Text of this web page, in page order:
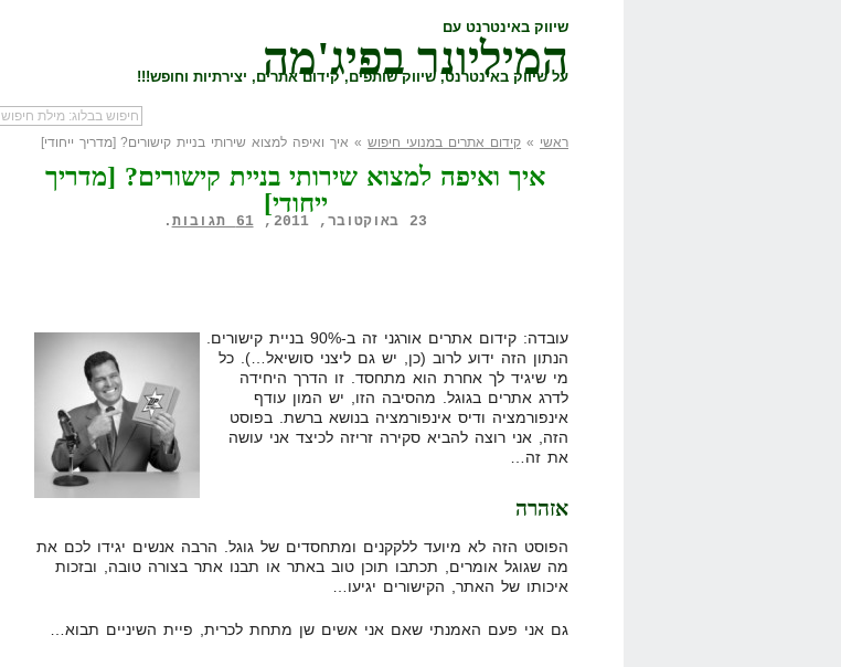
שיווק באינטרנט עם
המיליונר בפיג'מה
על שיווק באינטרנט, שיווק שותפים, קידום אתרים, יצירתיות וחופש!!!
הבלוג
ראשי » קידום אתרים במנועי חיפוש» איך ואיפה למצוא שירותי בניית קישורים? [מדריך ייחודי]
איך ואיפה למצוא שירותי בניית קישורים? [מדריך
ייחודי]
23 באוקטובר, 2011, 61 תגובות .
עובדה: קידום אתרים אורגני זה ב-90% בניית קישורים.
הנתון הזה ידוע לרוב (כן, יש גם ליצני סושיאל…). כל
מי שיגיד לך אחרת הוא מתחסד. זו הדרך היחידה
לדרג אתרים בגוגל. מהסיבה הזו, יש המון עודף
אינפורמציה ודיס אינפורמציה בנושא ברשת. בפוסט
הזה, אני רוצה להביא סקירה זריזה לכיצד אני עושה
את זה…
אזהרה
הפוסט הזה לא מיועד ללקקנים ומתחסדים של גוגל. הרבה אנשים יגידו לכם את
מה שגוגל אומרים, תכתבו תוכן טוב באתר או תבנו אתר בצורה טובה, ובזכות
איכותו של האתר, הקישורים יגיעו…
גם אני פעם האמנתי שאם אני אשים שן מתחת לכרית, פיית השיניים תבוא…